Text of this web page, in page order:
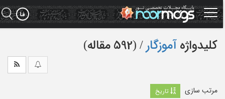
کلیدواژه آموزگار ‏/ (592 مقاله)
مرتب سازی تاریخ